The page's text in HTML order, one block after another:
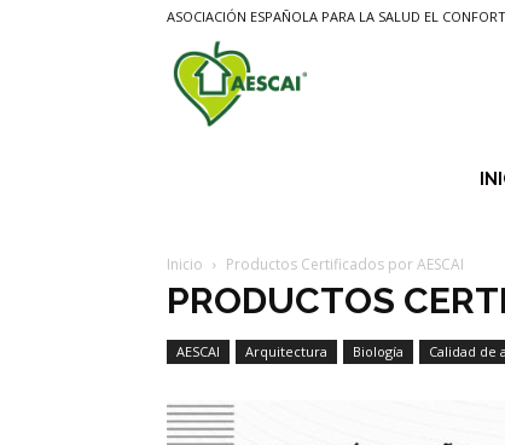
ASOCIACIÓN ESPAÑOLA PARA LA SALUD EL
Inicio Productos Certificados por AESCAI
PRODUCTOS
AESCAI Arquitectura Biología Calidad de